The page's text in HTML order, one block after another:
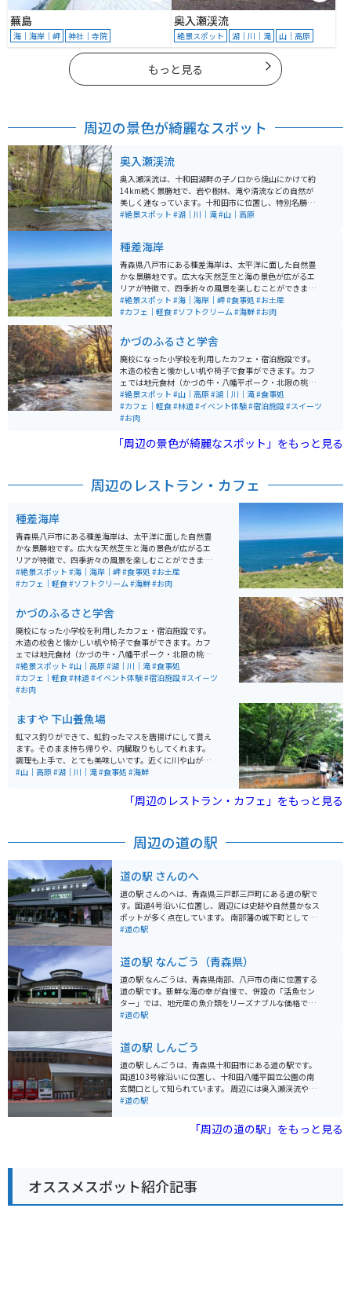
蕪島
海｜海岸｜岬 神社｜寺院
奥入瀬渓流
絶景スポット 湖｜川｜滝 山｜高原
もっと見る
周辺の景色が綺麗なスポット
奥入瀬渓流
奥入瀬渓流は、十和田湖畔の子ノ口から焼山にかけて約
14km続く景勝地で、岩や樹林、滝や清流などの自然が
美しく連なっています。十和田市に位置し、特別名勝や
天然記念物として国から指定されており、観光地として
どの名所を含む多彩な景色を楽しむことができます。四
季それぞれの風情を持ち、散歩やドライブ、リラックス
する場としての楽しみ方ができるスポットです。
#絶景スポット #湖｜川｜滝#山｜高原
種差海岸
青森県八戸市にある種差海岸は、太平洋に面した自然豊
かな景勝地です。広大な天然芝生と海の景色が広がるエ
リアが特徴で、四季折々の風景を楽しむことができま
す。芝生エリアでは散策や休憩ができ、ペットと散歩を
楽しむ人やピクニックをする人の姿も見られます。開放
れています。 周辺には飲食施設も点在しており、ミチル
種差ではパスタなどの食事が楽しめます。また、近隣に
は海鮮料理を提供する飲食店やジェラートなどの軽食を
楽しめる場所もあり、観光の合間の休憩にも便利です。
宿泊施設もあるため、滞在型の観光にも対応していま
す。
#絶景スポット #海｜海岸｜岬#食事処 #お土産
#カフェ｜軽食#ソフトクリーム#海鮮#お肉
かづのふるさと学舎
廃校になった小学校を利用したカフェ・宿泊施設です。
木造の校舎と懐かしい机や椅子で食事ができます。カフ
ェでは地元食材（かづの牛・八幡平ポーク・北限の桃）
をメニューに取り入れています。施設は主だった道路沿
いにあり、アクセスしやすいです。施設のすぐ外から散
策道が整備されていて、林と滝を楽しめます。観光名所
#絶景スポット #山｜高原#湖｜川｜滝#食事処
#カフェ｜軽食#林道#イベント体験#宿泊施設#スイーツ
#お肉
「周辺の景色が綺麗なスポット」をもっと見る
周辺のレストラン・カフェ
種差海岸
青森県八戸市にある種差海岸は、太平洋に面した自然豊
かな景勝地です。広大な天然芝生と海の景色が広がるエ
リアが特徴で、四季折々の風景を楽しむことができま
す。芝生エリアでは散策や休憩ができ、ペットと散歩を
楽しむ人やピクニックをする人の姿も見られます。開放
れています。 周辺には飲食施設も点在しており、ミチル
種差ではパスタなどの食事が楽しめます。また、近隣に
は海鮮料理を提供する飲食店やジェラートなどの軽食を
楽しめる場所もあり、観光の合間の休憩にも便利です。
宿泊施設もあるため、滞在型の観光にも対応していま
す。
#絶景スポット #海｜海岸｜岬#食事処 #お土産
#カフェ｜軽食#ソフトクリーム#海鮮#お肉
かづのふるさと学舎
廃校になった小学校を利用したカフェ・宿泊施設です。
木造の校舎と懐かしい机や椅子で食事ができます。カフ
ェでは地元食材（かづの牛・八幡平ポーク・北限の桃）
をメニューに取り入れています。施設は主だった道路沿
いにあり、アクセスしやすいです。施設のすぐ外から散
策道が整備されていて、林と滝を楽しめます。観光名所
#絶景スポット #山｜高原#湖｜川｜滝#食事処
#カフェ｜軽食#林道#イベント体験#宿泊施設#スイーツ
#お肉
ますや 下山養魚場
虹マス釣りができて、虹釣ったマスを唐揚げにして貰え
ます。そのまま持ち帰りや、内臓取りもしてくれます。
調理も上手で、とても美味しいです。近くに川や山が多
いのでマイナスイオンたっぷりで癒されます。
#山｜高原#湖｜川｜滝#食事処 #海鮮
「周辺のレストラン・カフェ」をもっと見る
周辺の道の駅
道の駅 さんのへ
道の駅 さんのへは、青森県三戸郡三戸町にある道の駅で
す。国道4号沿いに位置し、周辺には史跡や自然豊かなス
ポットが多く点在しています。 南部藩の城下町として栄
えた三戸町の歴史を感じられる「三戸城跡」や、国の名
ップやレストランがあり、新鮮な野菜や果物、加工品な
どを購入できます。特に、りんごやニンニクなど、青森
県産の食材を使った商品が人気です。 バイクで訪れる際
は、道の駅の駐車場にバイク専用のスペースが用意され
ているので安心です。周辺の道路は、奥入瀬渓流など、
#道の駅
道の駅 なんごう（青森県）
道の駅 なんごうは、青森県南部、八戸市の南に位置する
道の駅です。新鮮な海の幸が自慢で、併設の「活魚セン
ター」では、地元産の魚介類をリーズナブルな価格で購
入できます。 レストランでは、採れたての魚介類を使っ
ーナーでは、ホタテやイカなどの浜焼きも楽しめます。
バイクで訪れる際は、太平洋に面した海岸線を走る国道
45号線からアクセスできます。道の駅には、広々とした
駐車場が完備されているので安心です。周辺には、種差
海岸や蕪島など、風光明媚な観光スポットも点在してい
スポット - バイクツーリングの拠点に最適
#道の駅
道の駅 しんごう
道の駅 しんごうは、青森県十和田市にある道の駅です。
国道103号線沿いに位置し、十和田八幡平国立公園の南
玄関口として知られています。 周辺には奥入瀬渓流や十
和田湖といった景勝地があり、観光の拠点として最適で
おり、旅の疲れを癒やすことができます。 地元の特産品
を販売するショップでは、新鮮な野菜や果物、手作りの
いです。奥入瀬渓流や十和田湖周辺のワインディングロ
ードは、ツーリングにもおすすめです。 道の駅 しんごう
は、自然豊かな環境の中で、地元の魅力を満喫できる場
#道の駅
「周辺の道の駅」をもっと見る
オススメスポット紹介記事